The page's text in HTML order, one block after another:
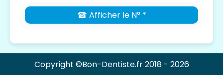
☎ Afficher le N° *
Copyright ©Bon-Dentiste.fr 2018 - 2026